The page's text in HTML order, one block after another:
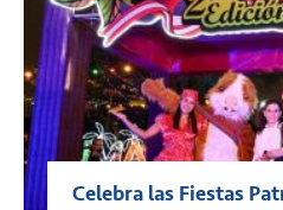
Celebra las Fiestas